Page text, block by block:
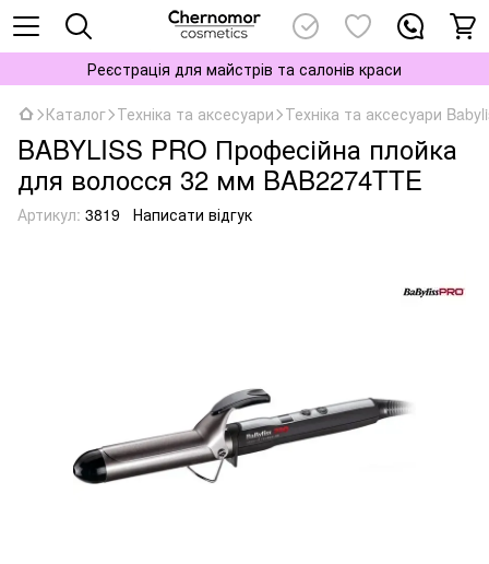
Реєстрація для майстрів та салонів краси
Каталог Техніка та аксесуари Техніка та аксесуари
BABYLISS PRO Професійна плойка
для волосся 32 мм BAB2274TTE
Артикул: 3819 Написати відгук